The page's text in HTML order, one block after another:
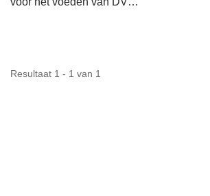
Resultaat 1 - 1 van 1